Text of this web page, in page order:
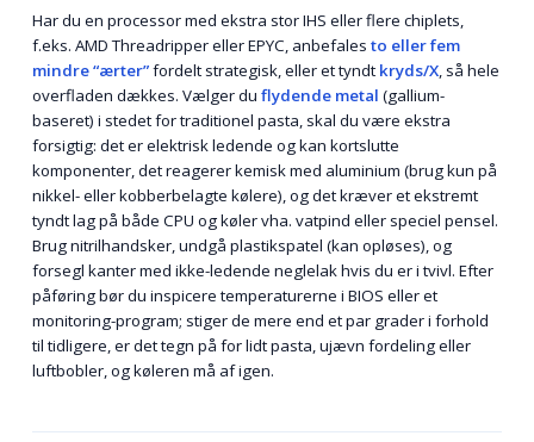
Har du en processor med ekstra stor IHS eller flere chiplets,
f.eks. AMD Threadripper eller EPYC, anbefales to eller fem
mindre “ærter”fordelt strategisk, eller et tyndt kryds/X, så hele
overfladen dækkes. Vælger du flydende metal (gallium-
baseret) i stedet for traditionel pasta, skal du være ekstra
forsigtig: det er elektrisk ledende og kan kortslutte
komponenter, det reagerer kemisk med aluminium (brug kun på
nikkel- eller kobber­belagte kølere), og det kræver et ekstremt
tyndt lag på både CPU og køler vha. vatpind eller speciel pensel.
Brug nitril­handsker, undgå plastikspatel (kan opløses), og
forsegl kanter med ikke-ledende neglelak hvis du er i tvivl. Efter
påføring bør du inspicere temperaturerne i BIOS eller et
monitoring-program; stiger de mere end et par grader i forhold
til tidligere, er det tegn på for lidt pasta, ujævn fordeling eller
luftbobler, og køleren må af igen.